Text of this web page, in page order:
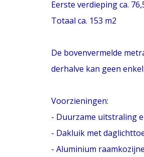
Eerste verdieping ca.
Totaal ca. 153 m2
De bovenvermelde
derhalve kan geen
Voorzieningen:
- Duurzame uitstraling
- Dakluik met
- Aluminium